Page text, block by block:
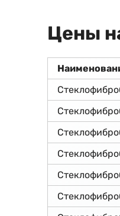
Цены